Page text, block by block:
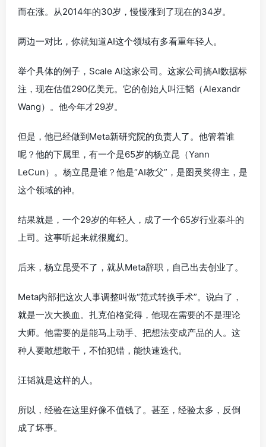
而在涨。从2014年的30岁，慢慢涨到了现在的34岁。
两边一对比，你就知道AI这个领域有多看重年轻人。
举个具体的例子，Scale AI这家公司。这家公司搞AI数据标
注，现在估值290亿美元。它的创始人叫汪韬（Alexandr
Wang）。他今年才29岁。
但是，他已经做到Meta新研究院的负责人了。他管着谁
呢？他的下属里，有一个是65岁的杨立昆（Yann
LeCun）。杨立昆是谁？他是“AI教父”，是图灵奖得主，是
这个领域的神。
结果就是，一个29岁的年轻人，成了一个65岁行业泰斗的
上司。这事听起来就很魔幻。
后来，杨立昆受不了，就从Meta辞职，自己出去创业了。
Meta内部把这次人事调整叫做“范式转换手术”。说白了，
就是一次大换血。扎克伯格觉得，他现在需要的不是理论
大师。他需要的是能马上动手、把想法变成产品的人。这
种人要敢想敢干，不怕犯错，能快速迭代。
汪韬就是这样的人。
所以，经验在这里好像不值钱了。甚至，经验太多，反倒
成了坏事。